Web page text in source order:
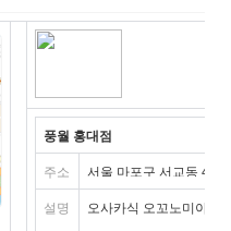
풍월 홍대점
주소 서울 마포구 서교동
설명 오사카식 오꼬노미야끼